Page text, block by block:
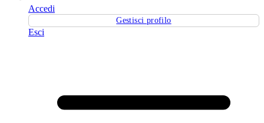
Accedi
Gestisci profilo
Esci